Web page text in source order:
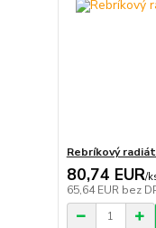
Rebríkový
80,74 EUR/
65,64 EUR bez